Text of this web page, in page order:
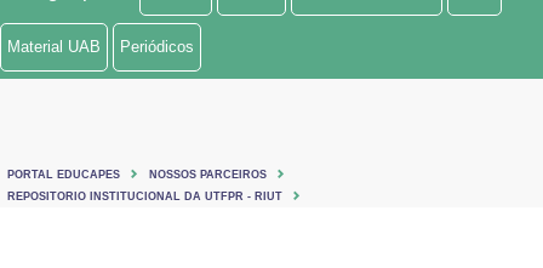
Ministério de Minas e Energia
Ministério do Turismo
Material UAB Periódicos
PORTAL EDUCAPES
NOSSOS PARCEIROS
REPOSITORIO INSTITUCIONAL DA UTFPR - RIUT